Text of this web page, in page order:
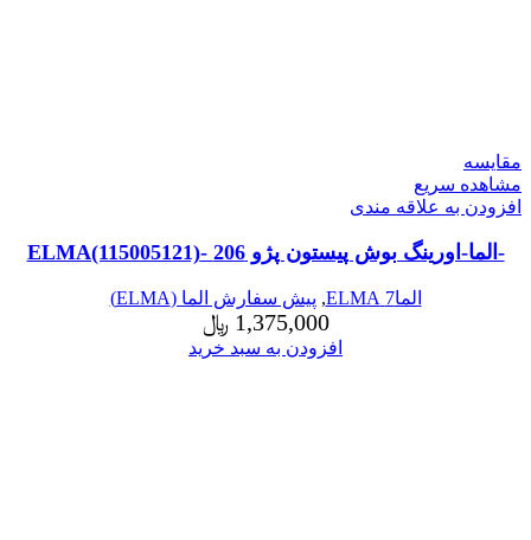
مقایسه
مشاهده سریع
افزودن به علاقه مندی
-الما-اورینگ بوش پیستون پژو 206 -ELMA(115005121)
الما7 ELMA , پیش سفارش الما (ELMA)
1,375,000 ﷼
افزودن به سبد خرید